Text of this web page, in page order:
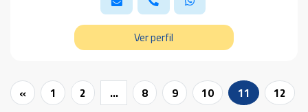
Ver perfil
« 1 2 ... 8 9 10 11 12